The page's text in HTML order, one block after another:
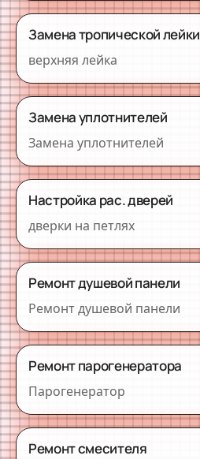
Замена тропической лейки
верхняя лейка
Замена уплотнителей
Замена уплотнителей
Настройка рас. дверей
дверки на петлях
Ремонт душевой панели
Ремонт душевой панели
Ремонт парогенератора
Парогенератор
Ремонт смесителя